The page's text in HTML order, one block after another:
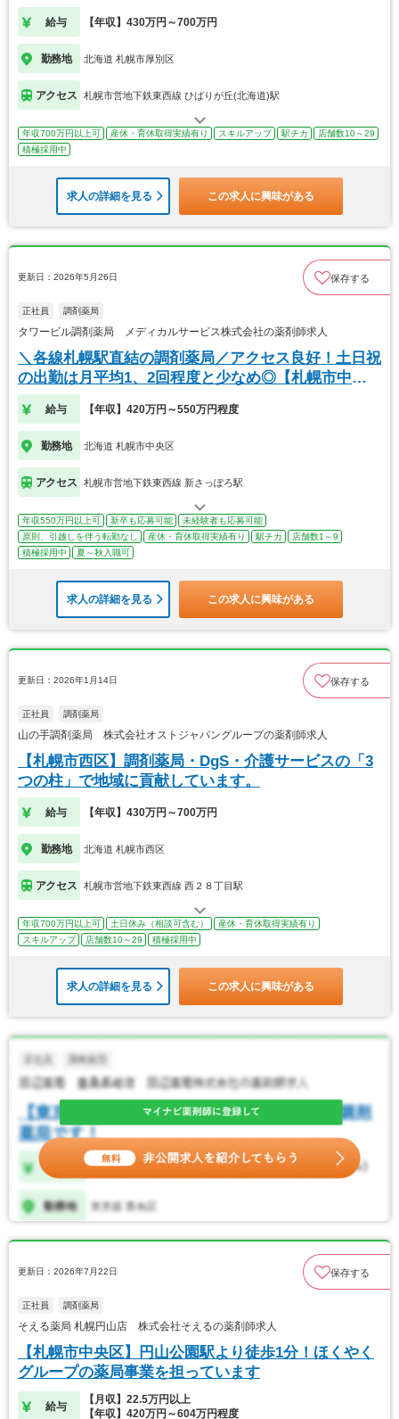
給与 【年収】430万円～700万円
勤務地 北海道 札幌市厚別区
アクセス 札幌市営地下鉄東西線 ひばりが丘(北海道)駅
年収700万円以上可 産休・育休取得実績有り スキルアップ 駅チカ
店舗数10～29
積極採用中
求人の詳細を見る この求人に興味がある
更新日：2026年5月26日 保存する
正社員 調剤薬局
タワービル調剤薬局 メディカルサービス株式会社の薬剤師求人
＼各線札幌駅直結の調剤薬局／アクセス良好！土日祝
の出勤は月平均1、2回程度と少なめ◎【札幌市中央
区】
給与 【年収】420万円～550万円程度
勤務地 北海道 札幌市中央区
アクセス 札幌市営地下鉄東西線 新さっぽろ駅
年収550万円以上可 新卒も応募可能
未経験者も応募可能
原則、引越しを伴う転勤なし
産休・育休取得実績有り 駅チカ
店舗数1～9
積極採用中
夏～秋入職可
求人の詳細を見る この求人に興味がある
更新日：2026年1月14日 保存する
正社員 調剤薬局
山の手調剤薬局 株式会社オストジャパングループの薬剤師求人
【札幌市西区】調剤薬局・DgS・介護サービスの「3
つの柱」で地域に貢献しています。
給与 【年収】430万円～700万円
勤務地 北海道 札幌市西区
アクセス 札幌市営地下鉄東西線 西２８丁目駅
年収700万円以上可 土日休み（相談可含む）
産休・育休取得実績有り
スキルアップ
店舗数10～29 積極採用中
求人の詳細を見る この求人に興味がある
更新日：2026年7月22日 保存する
正社員 調剤薬局
そえる薬局 札幌円山店 株式会社そえるの薬剤師求人
【札幌市中央区】円山公園駅より徒歩1分！ほくやく
グループの薬局事業を担っています
給与
【月収】22.5万円以上
【年収】420万円～604万円程度